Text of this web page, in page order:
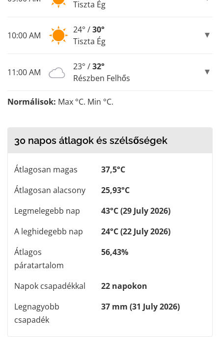
Tiszta Ég
10:00 AM
24° /30°
Tiszta Ég
11:00 AM
23° /32°
Részben Felhős
Normálisok: Max °C. Min °C.
30 napos átlagok és szélsőségek
Átlagosan magas
37,5°C
Átlagosan alacsony
25,93°C
Legmelegebb nap
43°C (29 July 2026)
A leghidegebb nap
24°C (22 July 2026)
Átlagos
páratartalom
56,43%
Napok csapadékkal
22 napokon
Legnagyobb
csapadék
37 mm (31 July 2026)